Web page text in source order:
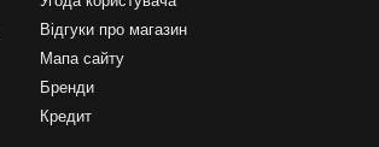
Відгуки про магазин
Мапа сайту
Бренди
Кредит